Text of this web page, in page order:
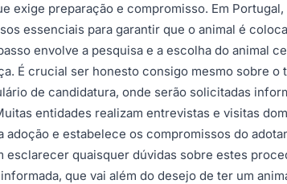
exige preparação e compromisso. Em
essenciais para garantir que o animal é
envolve a pesquisa e a escolha do animal
É crucial ser honesto consigo mesmo sobre
de candidatura, onde serão solicitadas
entidades realizam entrevistas e visitas
e estabelece os compromissos do
quaisquer dúvidas sobre estes
que vai além do desejo de ter um